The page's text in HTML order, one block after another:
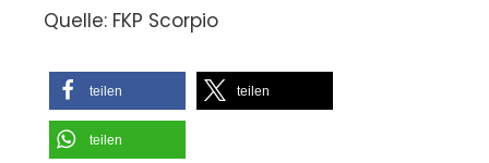
Quelle: FKP Scorpio
teilen teilen
teilen